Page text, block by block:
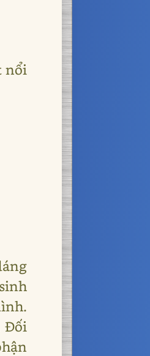
nổi
Đối